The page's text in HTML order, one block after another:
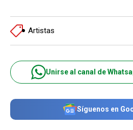
Artistas
Unirse al canal de
Síguenos en